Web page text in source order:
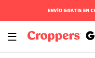
ENVÍO GRATIS EN